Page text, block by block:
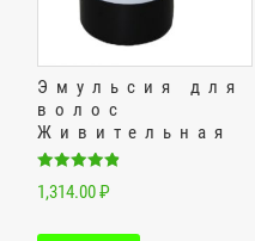
Эмульсия для
волос
Живительная
Оценка
4.90
1,314.00₽